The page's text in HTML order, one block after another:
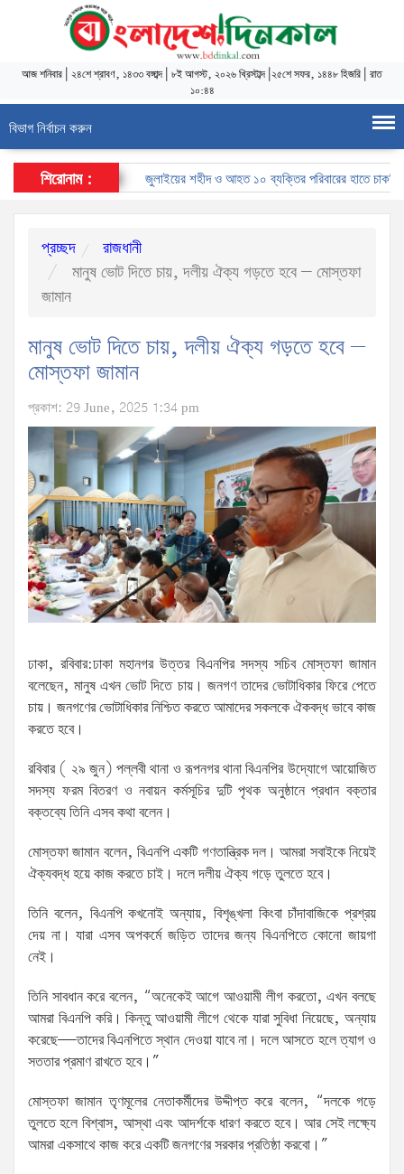
আজশনিবার ২৪শে শ্রাবণ, ১৪৩৩ বঙ্গাব্দ| ৮ই আগস্ট, ২০২৬ খ্রিস্টাব্দ| ২৫শে সফর, ১৪৪৮ হিজরি রাত
১০:৪৪
বিভাগ নির্বাচন করুন
শিরোনাম : জুলাইয়ের শহীদ ও আহত ১০ ব্যক্তির পরিবারের হাতে চাকরির
প্রচ্ছদ
রাজধানী
মানুষ ভোট দিতে চায়, দলীয় ঐক্য গড়তে হবে – মোস্তফা
জামান
মানুষ ভোট দিতে চায়, দলীয় ঐক্য গড়তে হবে –
মোস্তফা জামান
প্রকাশ: 29 June, 2025 1:34 pm
ঢাকা, রবিবার:ঢাকা মহানগর উত্তর বিএনপির সদস্য সচিব মোস্তফা জামান
বলেছেন, মানুষ এখন ভোট দিতে চায়। জনগণ তাদের ভোটাধিকার ফিরে পেতে
চায়। জনগণের ভোটাধিকার নিশ্চিত করতে আমাদের সকলকে ঐকবদ্ধ ভাবে কাজ
করতে হবে।
রবিবার ( ২৯ জুন) পল্লবী থানা ও রূপনগর থানা বিএনপির উদ্যোগে আয়োজিত
সদস্য ফরম বিতরণ ও নবায়ন কর্মসূচির দুটি পৃথক অনুষ্ঠানে প্রধান বক্তার
বক্তব্যে তিনি এসব কথা বলেন।
মোস্তফা জামান বলেন, বিএনপি একটি গণতান্ত্রিক দল। আমরা সবাইকে নিয়েই
ঐক্যবদ্ধ হয়ে কাজ করতে চাই। দলে দলীয় ঐক্য গড়ে তুলতে হবে।
তিনি বলেন, বিএনপি কখনোই অন্যায়, বিশৃঙ্খলা কিংবা চাঁদাবাজিকে প্রশ্রয়
দেয় না। যারা এসব অপকর্মে জড়িত তাদের জন্য বিএনপিতে কোনো জায়গা
নেই।
তিনি সাবধান করে বলেন, “অনেকেই আগে আওয়ামী লীগ করতো, এখন বলছে
আমরা বিএনপি করি। কিন্তু আওয়ামী লীগে থেকে যারা সুবিধা নিয়েছে, অন্যায়
করেছে—তাদের বিএনপিতে স্থান দেওয়া যাবে না। দলে আসতে হলে ত্যাগ ও
সততার প্রমাণ রাখতে হবে।”
মোস্তফা জামান তৃণমূলের নেতাকর্মীদের উদ্দীপ্ত করে বলেন, “দলকে গড়ে
তুলতে হলে বিশ্বাস, আস্থা এবং আদর্শকে ধারণ করতে হবে। আর সেই লক্ষ্যে
আমরা একসাথে কাজ করে একটি জনগণের সরকার প্রতিষ্ঠা করবো।”